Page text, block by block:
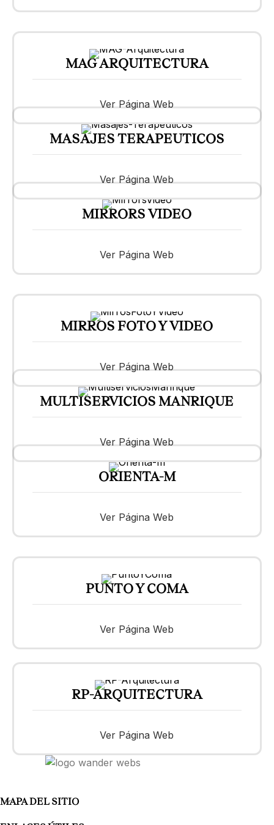
MAG ARQUITECTURA
Ver Página Web
MASAJES TERAPEUTICOS
Ver Página Web
MIRRORS VIDEO
Ver Página Web
MIRROS FOTO Y VIDEO
Ver Página Web
MULTISERVICIOS MANRIQUE
Ver Página Web
ORIENTA-M
Ver Página Web
PUNTO Y COMA
Ver Página Web
RP-ARQUITECTURA
Ver Página Web
MAPA DEL SITIO